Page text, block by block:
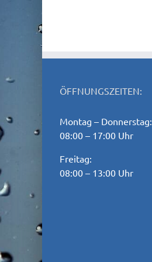
ÖFFNUNGSZEITEN:
Montag – Donnerstag:
08:00 – 17:00 Uhr
Freitag:
08:00 – 13:00 Uhr